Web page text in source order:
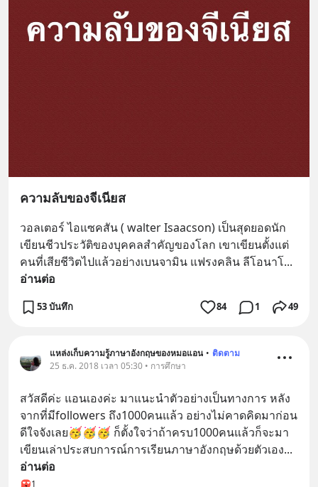
ความลับของจีเนียส
วอลเตอร์ ไอแซคสัน ( walter Isaacson) เป็นสุดยอดนัก
เขียนชีวประวัติของบุคคลสำคัญของโลก เขาเขียนตั้งแต่
คนที่เสียชีวิตไปแล้วอย่างเบนจามิน แฟรงคลิน ลีโอนาโ
อ่านต่อ
53 บันทึก 84 1 49
แหล่งเก็บความรู้ภาษาอังกฤษของหมอแอน • ติดตาม
25 ธ.ค. 2018 เวลา 05:30 • การศึกษา
สวัสดีค่ะ แอนเองค่ะ มาแนะนำตัวอย่างเป็นทางการ หลัง
จากที่มีfollowers ถึง1000คนแล้ว อย่างไม่คาดคิดมาก่อน
ดีใจจังเลย🥳🥳🥳 ก็ตั้งใจว่าถ้าครบ1000คนแล้วก็จะมา
เขียนเล่าประสบการณ์การเรียนภาษาอังกฤษด้วยตัวเอง
อ่านต่อ
1